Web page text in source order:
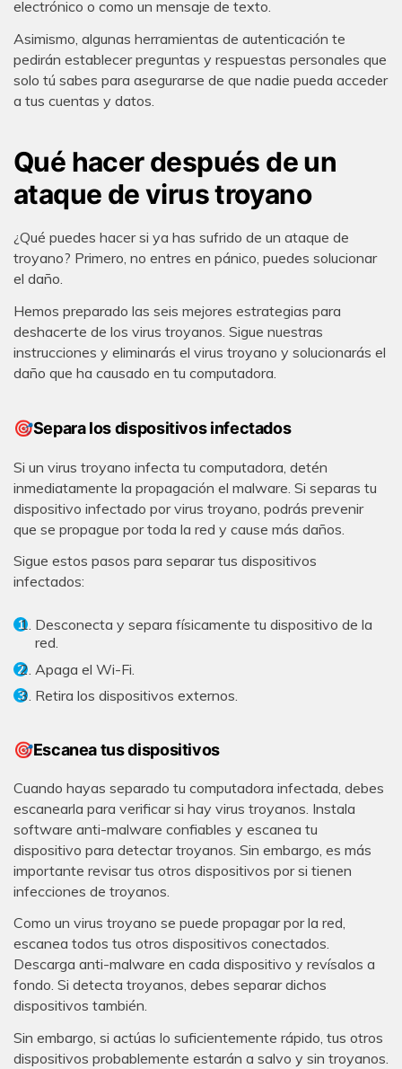
Reparador de Fotos con IA
recuerdos más valiosos con el poder de la IA.
Continuar Prueba Online
electrónico o como un mensaje de texto.
Asimismo, algunas herramientas de autenticación te
pedirán establecer preguntas y respuestas personales que
solo tú sabes para asegurarse de que nadie pueda acceder
a tus cuentas y datos.
Qué hacer después de un
ataque de virus troyano
¿Qué puedes hacer si ya has sufrido de un ataque de
troyano? Primero, no entres en pánico, puedes solucionar
el daño.
Hemos preparado las seis mejores estrategias para
deshacerte de los virus troyanos. Sigue nuestras
instrucciones y eliminarás el virus troyano y solucionarás el
daño que ha causado en tu computadora.
🎯Separa los dispositivos infectados
Si un virus troyano infecta tu computadora, detén
inmediatamente la propagación el malware. Si separas tu
dispositivo infectado por virus troyano, podrás prevenir
que se propague por toda la red y cause más daños.
Sigue estos pasos para separar tus dispositivos
infectados:
Desconecta y separa físicamente tu dispositivo de la
red.
Apaga el Wi-Fi.
Retira los dispositivos externos.
🎯Escanea tus dispositivos
Cuando hayas separado tu computadora infectada, debes
escanearla para verificar si hay virus troyanos. Instala
software anti-malware confiables y escanea tu
dispositivo para detectar troyanos. Sin embargo, es más
importante revisar tus otros dispositivos por si tienen
infecciones de troyanos.
Como un virus troyano se puede propagar por la red,
escanea todos tus otros dispositivos conectados.
Descarga anti-malware en cada dispositivo y revísalos a
fondo. Si detecta troyanos, debes separar dichos
dispositivos también.
Sin embargo, si actúas lo suficientemente rápido, tus otros
dispositivos probablemente estarán a salvo y sin troyanos.